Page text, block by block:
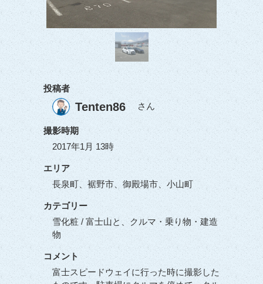
投稿者
Tenten86 さん
撮影時期
2017年1月 13時
エリア
長泉町、裾野市、御殿場市、小山町
カテゴリー
雪化粧 / 富士山と、クルマ・乗り物・建造
物
コメント
富士スピードウェイに行った時に撮影した